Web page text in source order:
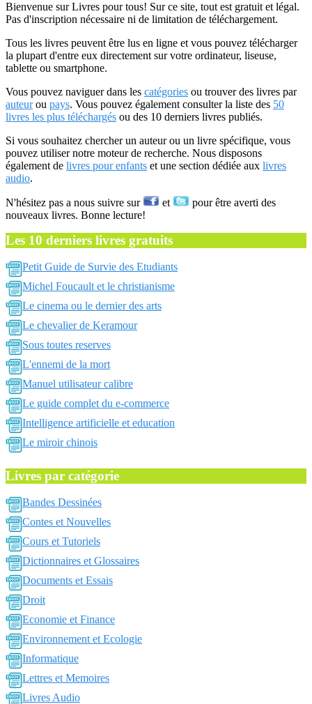
Bienvenue sur Livres pour tous! Sur ce site, tout est gratuit et légal.
Pas d'inscription nécessaire ni de limitation de téléchargement.
Tous les livres peuvent être lus en ligne et vous pouvez télécharger
la plupart d'entre eux directement sur votre ordinateur, liseuse,
tablette ou smartphone.
Vous pouvez naviguer dans les catégories ou trouver des livres par
auteurou pays. Vous pouvez également consulter la liste des 50
livres les plus téléchargés ou des 10 derniers livres publiés.
Si vous souhaitez chercher un auteur ou un livre spécifique, vous
pouvez utiliser notre moteur de recherche. Nous disposons
également de livres pour enfants et une section dédiée aux livres
audio.
N'hésitez pas a nous suivre sur et
pour être averti des
nouveaux livres. Bonne lecture!
Les 10 derniers livres gratuits
Petit Guide de Survie des Etudiants
Michel Foucault et le christianisme
Le cinema ou le dernier des arts
Le chevalier de Keramour
Sous toutes reserves
L'ennemi de la mort
Manuel utilisateur calibre
Le guide complet du e-commerce
Intelligence artificielle et education
Le miroir chinois
Livres par catégorie
Bandes Dessinées
Contes et Nouvelles
Cours et Tutoriels
Dictionnaires et Glossaires
Documents et Essais
Droit
Economie et Finance
Environnement et Ecologie
Informatique
Lettres et Memoires
Livres Audio